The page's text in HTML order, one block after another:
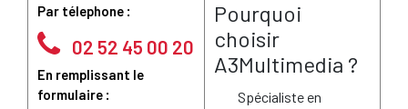
Par télephone :
02 52 45 00 20
En remplissant le
formulaire :
Pourquoi
choisir
A3Multimedia ?
Spécialiste en